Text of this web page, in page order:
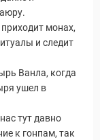
монах,
и следит
Ванла, когда
ушел в
тут давно
к гонпам, так